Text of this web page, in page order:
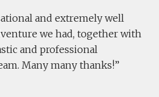
and extremely well
we had, together with
and professional
Many many thanks!